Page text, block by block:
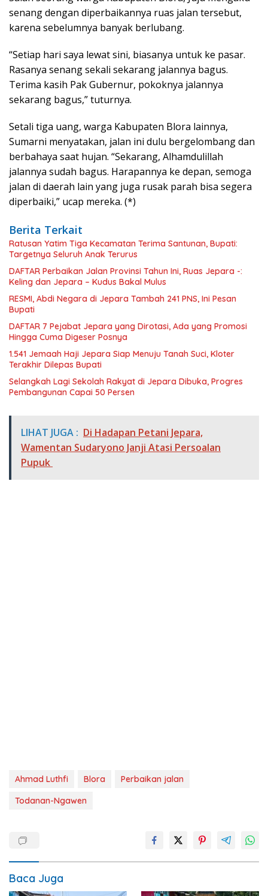
senang dengan diperbaikannya ruas jalan tersebut,
karena sebelumnya banyak berlubang.
“Setiap hari saya lewat sini, biasanya untuk ke pasar.
Rasanya senang sekali sekarang jalannya bagus.
Terima kasih Pak Gubernur, pokoknya jalannya
sekarang bagus,” tuturnya.
Setali tiga uang, warga Kabupaten Blora lainnya,
Sumarni menyatakan, jalan ini dulu bergelombang dan
berbahaya saat hujan. “Sekarang, Alhamdulillah
jalannya sudah bagus. Harapannya ke depan, semoga
jalan di daerah lain yang juga rusak parah bisa segera
diperbaiki,” ucap mereka. (*)
Berita Terkait
Ratusan Yatim Tiga Kecamatan Terima Santunan, Bupati:
Targetnya Seluruh Anak Terurus
DAFTAR Perbaikan Jalan Provinsi Tahun Ini, Ruas Jepara -:
Keling dan Jepara – Kudus Bakal Mulus
RESMI, Abdi Negara di Jepara Tambah 241 PNS, Ini Pesan
Bupati
DAFTAR 7 Pejabat Jepara yang Dirotasi, Ada yang Promosi
Hingga Cuma Digeser Posnya
1.541 Jemaah Haji Jepara Siap Menuju Tanah Suci, Kloter
Terakhir Dilepas Bupati
Selangkah Lagi Sekolah Rakyat di Jepara Dibuka, Progres
Pembangunan Capai 50 Persen
LIHAT JUGA : Di Hadapan Petani Jepara,
Wamentan Sudaryono Janji Atasi Persoalan
Pupuk
Ahmad Luthfi Blora
Perbaikan jalan
Todanan-Ngawen
Baca Juga